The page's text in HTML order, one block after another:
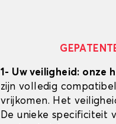
1- Uw veiligheid: onze
zijn volledig
vrijkomen. Het
De unieke specificiteit